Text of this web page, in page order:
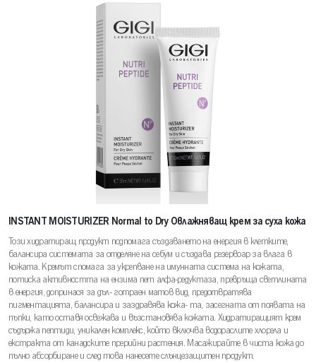
INSTANT MOISTURIZER Normal to Dry Овлажняващ крем за суха кожа
Този хидратиращ продукт подпомага създаването на енергия в клетките,
балансира системата за отделяне на себум и създава резервоар за влага в
кожата. Кремът спомага за укрепване на имунната система на кожата,
потиска активността на ензима пет алфа-редуктаза, превръща светлината
в енергия, допринася за дъл- готраен матов вид, предотвратява
пигментацията, балансира и заздравява кожа- та, засегната от появата на
пъпки, като оставя освежава и възстановява кожата. Хидратиращият крем
съдържа пептиди, уникален комплекс, който включва водораслите хлорела и
екстракта от канадските прерийни растения. Масажирайте в чиста кожа до
пълно абсорбиране и след това нанесете слънцезащитен продукт.